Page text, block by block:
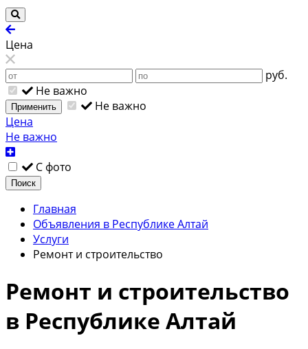
Цена
руб.
Не важно
Применить
Не важно
Цена
Не важно
С фото
Поиск
Главная
Объявления в Республике Алтай
Услуги
Ремонт и строительство
Ремонт и строительство
в Республике Алтай